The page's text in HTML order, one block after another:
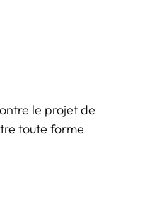
le projet de
toute forme